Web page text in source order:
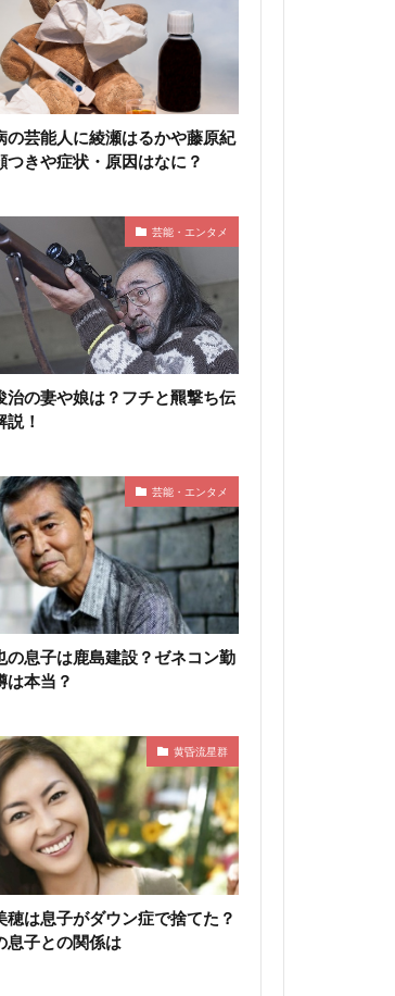
の芸能人に綾瀬はるかや藤原紀
つきや症状・原因はなに？
芸能・エンタメ
治の妻や娘は？フチと羆撃ち伝
説！
芸能・エンタメ
の息子は鹿島建設？ゼネコン勤
は本当？
黄昏流星群
穂は息子がダウン症で捨てた？
息子との関係は